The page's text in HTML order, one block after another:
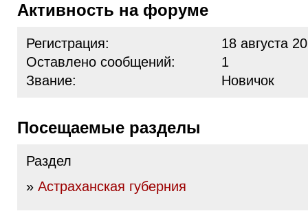
Активность на форуме
Регистрация:
18 августа
Оставлено сообщений:
1
Звание:
Новичок
Посещаемые разделы
Раздел
» Астраханская губерния